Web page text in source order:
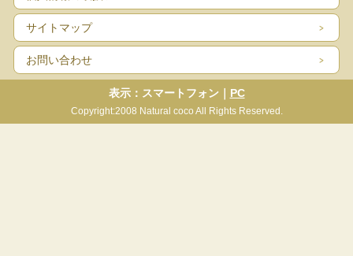
サイトマップ
お問い合わせ
表示：スマートフォン｜ PC
Copyright:2008 Natural coco All Rights Reserved.